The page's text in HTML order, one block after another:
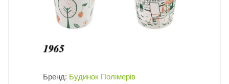
Бренд: Будинок Полімерів